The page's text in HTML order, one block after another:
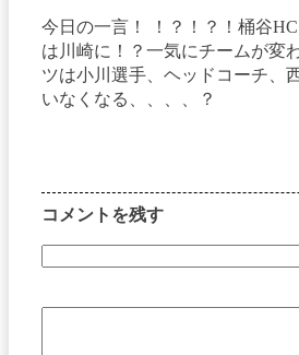
今日の一言！ ！？！？！桶谷
は川崎に！？一気にチームが変
ツは小川選手、ヘッドコーチ、
いなくなる、、、、？
コメントを残す